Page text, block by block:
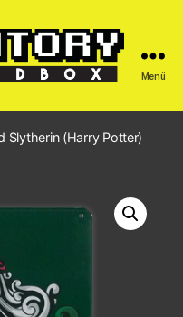
Menü
Slytherin (Harry Potter)